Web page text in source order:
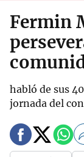
Fermin
habló de sus
jornada del